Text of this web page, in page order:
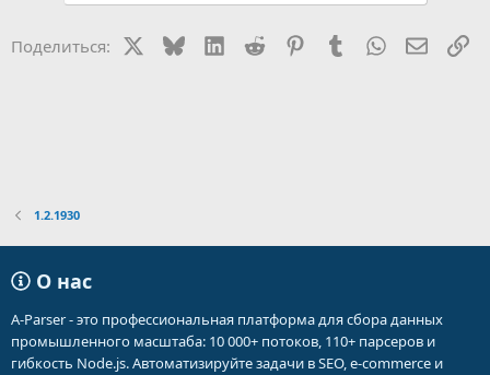
Поделиться: BlueskyLinkedIn
Reddit PinterestTumblr WhatsApp
1.2.1930
О нас
A-Parser - это профессиональная платформа для сбора данных
промышленного масштаба: 10 000+ потоков, 110+ парсеров и
гибкость Node.js. Автоматизируйте задачи в SEO, e-commerce и